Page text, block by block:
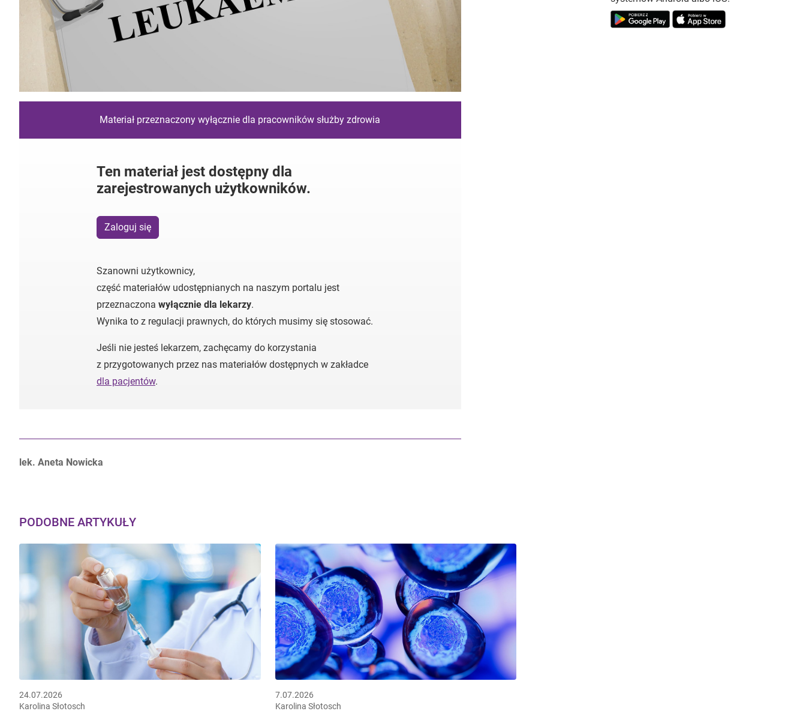
Materiał przeznaczony wyłącznie dla pracowników służby zdrowia
Ten materiał jest dostępny dla
zarejestrowanych użytkowników.
Zaloguj się
Szanowni użytkownicy,
część materiałów udostępnianych na naszym portalu jest
przeznaczona wyłącznie dla lekarzy.
Wynika to z regulacji prawnych, do których musimy się stosować.
Jeśli nie jesteś lekarzem, zachęcamy do korzystania
z przygotowanych przez nas materiałów dostępnych w zakładce
dla pacjentów.
Autorzy:
lek. Aneta Nowicka
PODOBNE ARTYKUŁY
24.07.2026
Karolina Słotosch
7.07.2026
Karolina Słotosch